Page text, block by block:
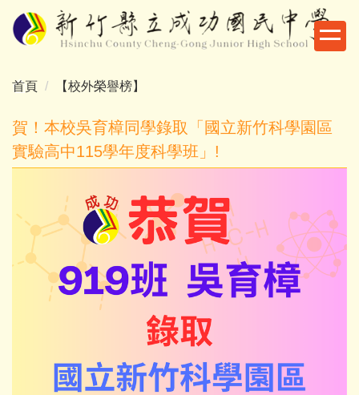
跳
到
內
區
首頁 【校外榮譽榜】
賀！本校吳育樟同學錄取「國立新竹科學園區
實驗高中115學年度科學班」!